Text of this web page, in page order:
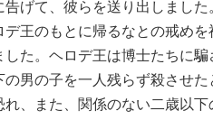
げて、彼らを送り出しまし
王のもとに帰るなとの戒めを
た。ヘロデ王は博士たちに騙
男の子を一人残らず殺させ
、また、関係のない二歳以下